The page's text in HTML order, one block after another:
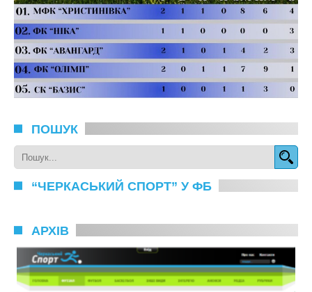
ПОШУК
“ЧЕРКАСЬКИЙ СПОРТ” У ФБ
АРХІВ